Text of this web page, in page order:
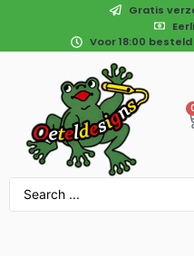
Gratis
Voor 18:00